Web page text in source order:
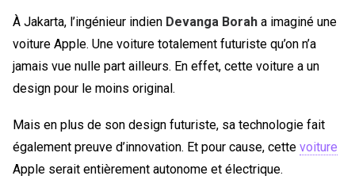
À Jakarta, l’ingénieur indien Devanga Borah a imaginé une
voiture Apple. Une voiture totalement futuriste qu’on n’a
jamais vue nulle part ailleurs. En effet, cette voiture a un
design pour le moins original.
Mais en plus de son design futuriste, sa technologie fait
également preuve d’innovation. Et pour cause, cette voiture
Apple serait entièrement autonome et électrique.